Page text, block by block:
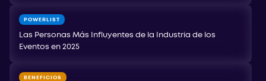
POWERLIST
Las Personas Más Influyentes de la Industria de los
Eventos en 2025
BENEFICIOS